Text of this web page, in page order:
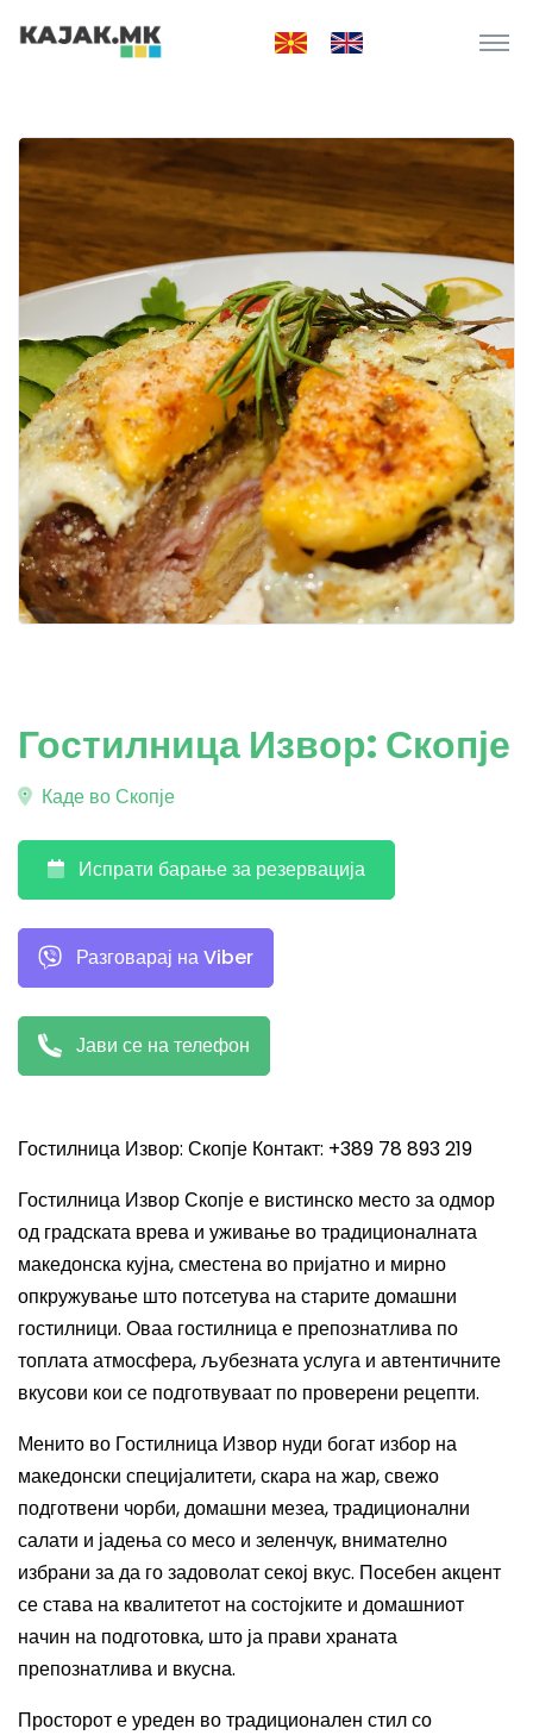
Гостилница Извор: Скопје
Каде во Скопје
Испрати барање за резервација
Разговарај на Viber
Јави се на телефон
Гостилница Извор: Скопје Контакт: +389 78 893 219
Гостилница Извор Скопје е вистинско место за одмор
од градската врева и уживање во традиционалната
македонска кујна, сместена во пријатно и мирно
опкружување што потсетува на старите домашни
гостилници. Оваа гостилница е препознатлива по
топлата атмосфера, љубезната услуга и автентичните
вкусови кои се подготвуваат по проверени рецепти.
Менито во Гостилница Извор нуди богат избор на
македонски специјалитети, скара на жар, свежо
подготвени чорби, домашни мезеа, традиционални
салати и јадења со месо и зеленчук, внимателно
избрани за да го задоволат секој вкус. Посебен акцент
се става на квалитетот на состојките и домашниот
начин на подготовка, што ја прави храната
препознатлива и вкусна.
Просторот е уреден во традиционален стил со